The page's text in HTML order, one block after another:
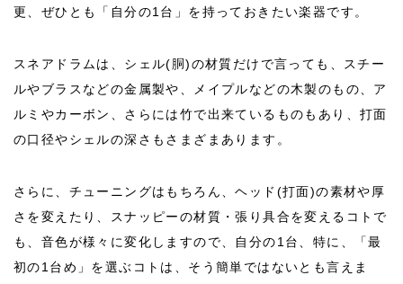
更、ぜひとも「自分の1台」を持っておきたい楽器です。
スネアドラムは、シェル(胴)の材質だけで言っても、スチー
ルやブラスなどの金属製や、メイプルなどの木製のもの、ア
ルミやカーボン、さらには竹で出来ているものもあり、打面
の口径やシェルの深さもさまざまあります。
さらに、チューニングはもちろん、ヘッド(打面)の素材や厚
さを変えたり、スナッピーの材質・張り具合を変えるコトで
も、音色が様々に変化しますので、自分の1台、特に、「最
初の1台め」を選ぶコトは、そう簡単ではないとも言えま